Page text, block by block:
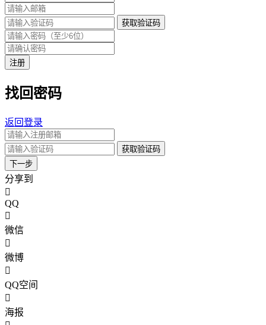
获取验证码
注册
找回密码
返回登录
获取验证码
下一步
分享到
QQ
微信
微博
QQ空间
海报